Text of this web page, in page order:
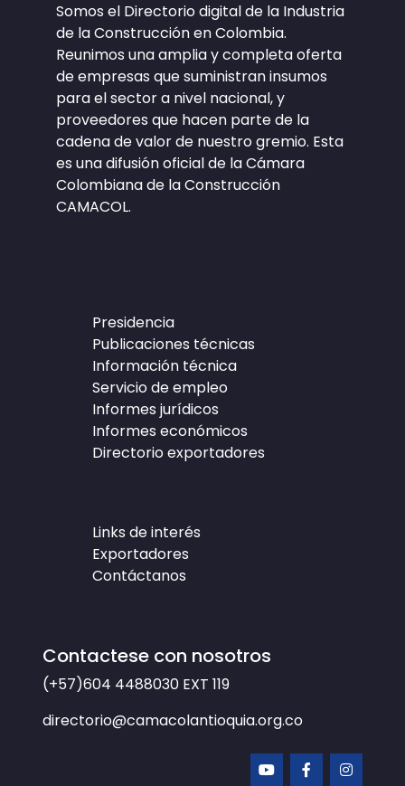
Somos el Directorio digital de la Industria
de la Construcción en Colombia.
Reunimos una amplia y completa oferta
de empresas que suministran insumos
para el sector a nivel nacional, y
proveedores que hacen parte de la
cadena de valor de nuestro gremio. Esta
es una difusión oficial de la Cámara
Colombiana de la Construcción
CAMACOL.
Presidencia
Publicaciones técnicas
Información técnica
Servicio de empleo
Informes jurídicos
Informes económicos
Directorio exportadores
Links de interés
Exportadores
Contáctanos
Contactese con nosotros
(+57)604 4488030 EXT 119
directorio@camacolantioquia.org.co